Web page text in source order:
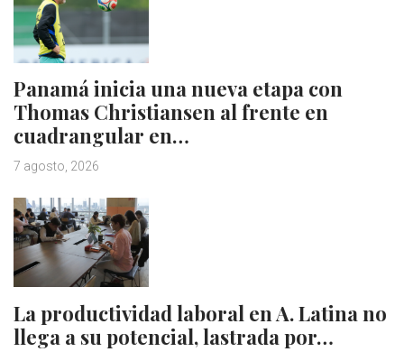
Panamá inicia una nueva etapa con
Thomas Christiansen al frente en
cuadrangular en…
7 agosto, 2026
La productividad laboral en A. Latina no
llega a su potencial, lastrada por…